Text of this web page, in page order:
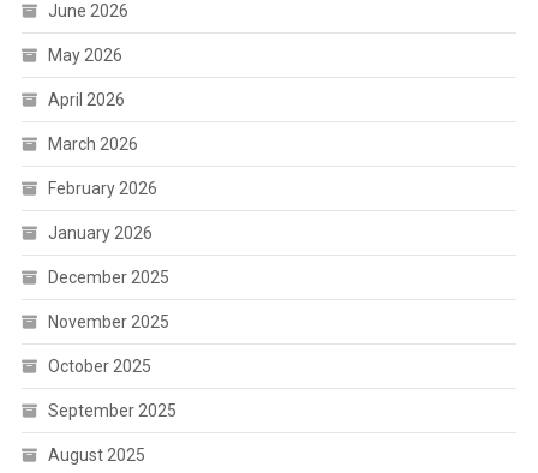
June 2026
May 2026
April 2026
March 2026
February 2026
January 2026
December 2025
November 2025
October 2025
September 2025
August 2025